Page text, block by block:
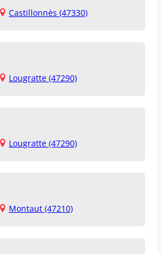
Castillonnès (47330)
Lougratte (47290)
Lougratte (47290)
Montaut (47210)